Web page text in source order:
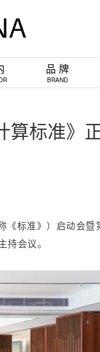
品 牌
BRAND
算标准》
《标准》）启动会暨
持会议。